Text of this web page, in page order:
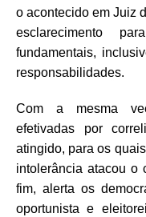
o acontecido em Juiz
esclarecimento
fundamentais,
responsabilidades.
Com a mesma
efetivadas por
atingido, para os
intolerância atacou o
fim, alerta os
oportunista e